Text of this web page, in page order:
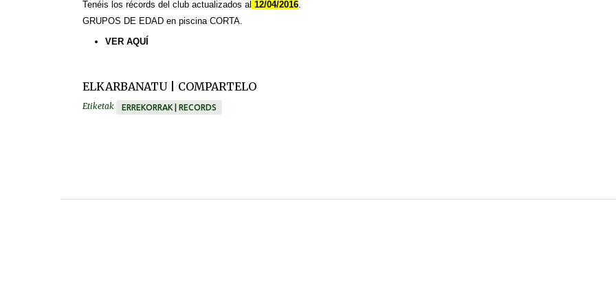
Tenéis los récords del club actualizados al 12/04/2016.
GRUPOS DE EDAD en piscina CORTA.
VER AQUÍ
ELKARBANATU | COMPARTELO
Etiketak ERREKORRAK | RECORDS